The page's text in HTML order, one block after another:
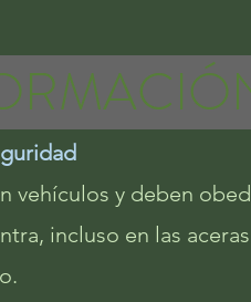
vehículos y deben
incluso en las